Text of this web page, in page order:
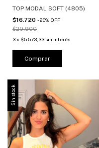
TOP MODAL SOFT (4805)
$16.720 -20% OFF
$20.900
3x $5.573,33 sin interés
Comprar
Sin stock